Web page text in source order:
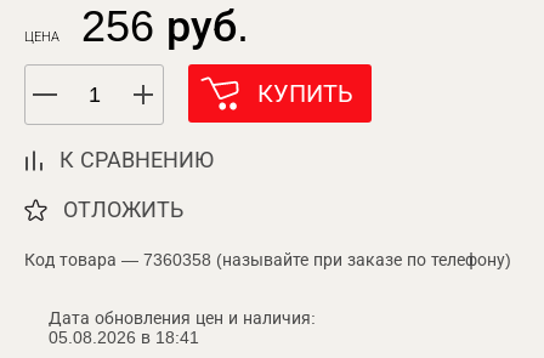
ЦЕНА 256 руб.
КУПИТЬ
К СРАВНЕНИЮ
ОТЛОЖИТЬ
Код товара — 7360358 (называйте при заказе по телефону)
Дата обновления цен и наличия:
05.08.2026 в 18:41